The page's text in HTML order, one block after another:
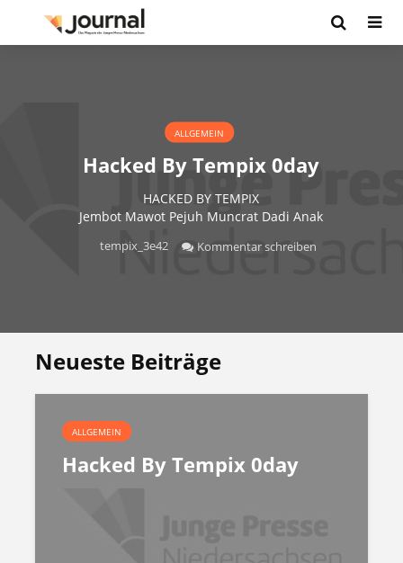
ALLGEMEIN
Hacked By Tempix 0day
HACKED BY TEMPIX
Jembot Mawot Pejuh Muncrat Dadi Anak
tempix_3e42 Kommentar schreiben
Neueste Beiträge
ALLGEMEIN
Hacked By Tempix 0day